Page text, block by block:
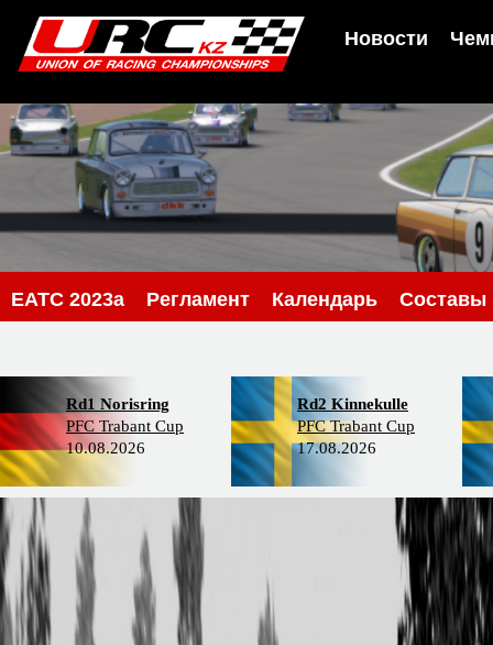
Новости
EATC 2023a Регламент Календарь Составы
Rd1 Norisring
PFC Trabant Cup
10.08.2026
Rd2 Kinnekulle
PFC Trabant Cup
17.08.2026